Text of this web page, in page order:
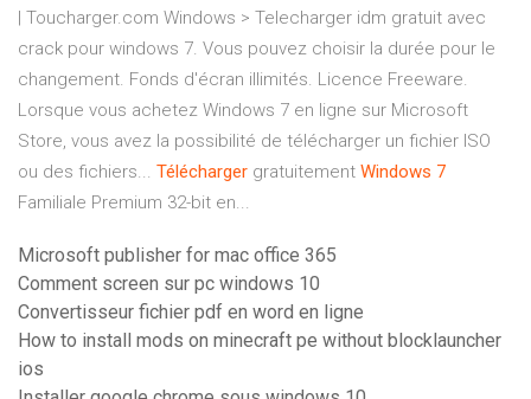
| Toucharger.com Windows > Telecharger idm gratuit avec
crack pour windows 7. Vous pouvez choisir la durée pour le
changement. Fonds d'écran illimités. Licence Freeware.
Lorsque vous achetez Windows 7 en ligne sur Microsoft
Store, vous avez la possibilité de télécharger un fichier ISO
ou des fichiers... Télécharger gratuitement Windows 7
Familiale Premium 32-bit en...
Microsoft publisher for mac office 365
Comment screen sur pc windows 10
Convertisseur fichier pdf en word en ligne
How to install mods on minecraft pe without blocklauncher
ios